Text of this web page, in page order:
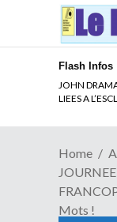
Flash Infos
JOHN
LIEES A
ELECTION
Quand
Home
Mots !